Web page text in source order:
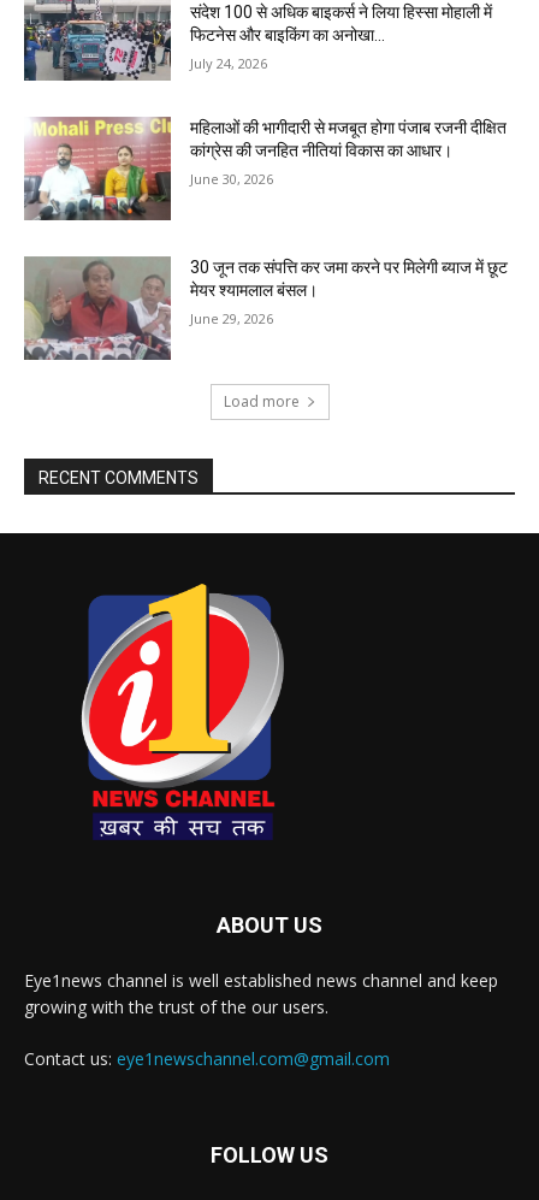
संदेश 100 से अधिक बाइकर्स ने लिया हिस्सा मोहाली में
फिटनेस और बाइकिंग का अनोखा...
July 24, 2026
महिलाओं की भागीदारी से मजबूत होगा पंजाब रजनी दीक्षित
कांग्रेस की जनहित नीतियां विकास का आधार।
June 30, 2026
30 जून तक संपत्ति कर जमा करने पर मिलेगी ब्याज में छूट
मेयर श्यामलाल बंसल।
June 29, 2026
Load more
RECENT COMMENTS
ABOUT US
Eye1news channel is well established news channel and keep
growing with the trust of the our users.
Contact us: eye1newschannel.com@gmail.com
FOLLOW US